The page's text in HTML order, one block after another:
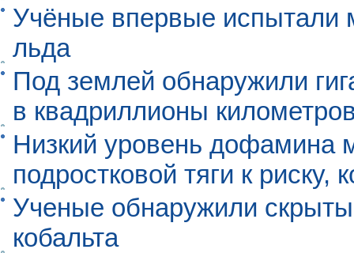
Учёные впервые испытали
льда
Под землей обнаружили
в квадриллионы
Низкий уровень дофамина
подростковой тяги к риску,
Ученые обнаружили
кобальта